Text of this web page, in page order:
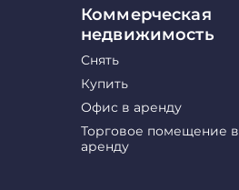
Коммерческая
недвижимость
Снять
Купить
Офис в аренду
Торговое помещение в
аренду